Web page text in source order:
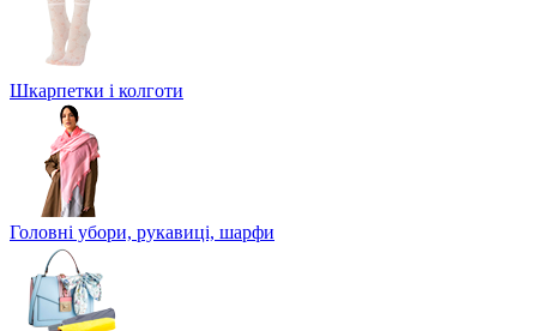
Шкарпетки і колготи
Головні убори, рукавиці, шарфи